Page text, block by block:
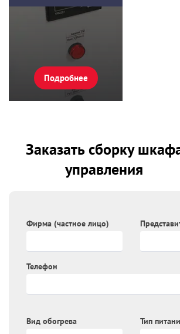
Подробнее
Заказать сборку
управления
Фирма (частное лицо)
Телефон
Вид обогрева Тип